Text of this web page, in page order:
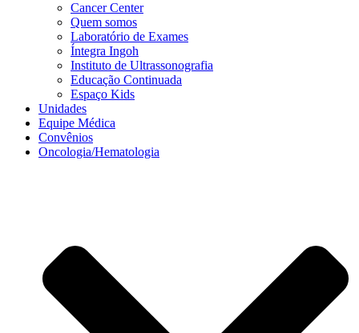
Cancer Center
Quem somos
Laboratório de Exames
Íntegra Ingoh
Instituto de Ultrassonografia
Educação Continuada
Espaço Kids
Unidades
Equipe Médica
Convênios
Oncologia/Hematologia